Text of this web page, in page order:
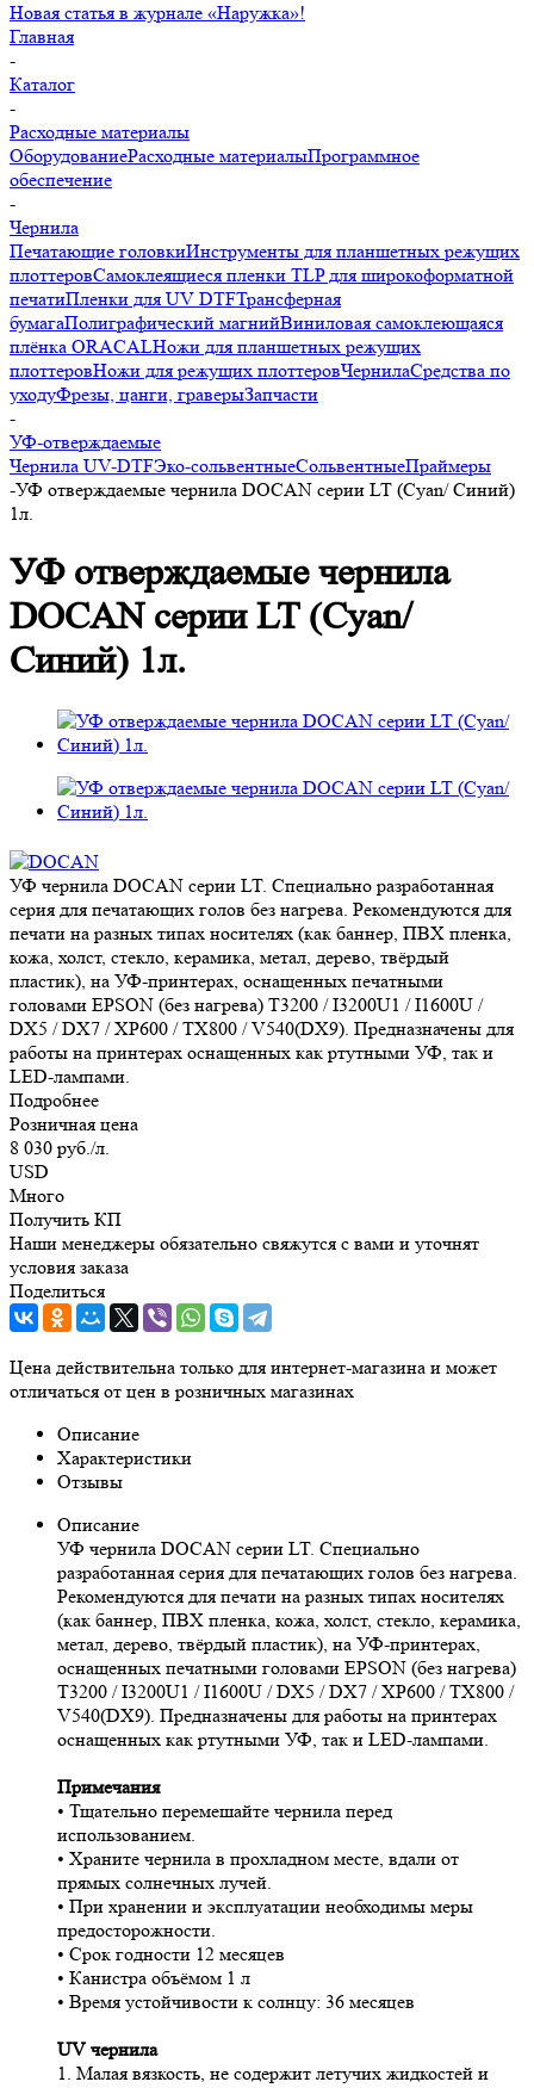
Новая статья в журнале «Наружка»!
Главная
-
Каталог
-
Расходные материалы
ОборудованиеРасходные материалыПрограммное
обеспечение
-
Чернила
Печатающие головкиИнструменты для планшетных режущих
плоттеровСамоклеящиеся пленки TLP для широкоформатной
печатиПленки для UV DTFТрансферная
бумагаПолиграфический магнийВиниловая самоклеющаяся
плёнка ORACALНожи для планшетных режущих
плоттеровНожи для режущих плоттеровЧернилаСредства по
уходуФрезы, цанги, граверыЗапчасти
-
УФ-отверждаемые
Чернила UV-DTFЭко-сольвентныеСольвентныеПраймеры
-УФ отверждаемые чернила DOCAN серии LT (Cyan/ Синий)
1л.
УФ отверждаемые чернила
DOCAN серии LT (Cyan/
Синий) 1л.
УФ чернила DOCAN серии LT. Специально разработанная
серия для печатающих голов без нагрева. Рекомендуются для
печати на разных типах носителях (как баннер, ПВХ пленка,
кожа, холст, стекло, керамика, метал, дерево, твёрдый
пластик), на УФ-принтерах, оснащенных печатными
головами EPSON (без нагрева) T3200 / I3200U1 / I1600U /
DX5 / DX7 / XP600 / TX800 / V540(DX9). Предназначены для
работы на принтерах оснащенных как ртутными УФ, так и
LED-лампами.
Подробнее
Розничная цена
8 030 руб./л.
USD
Много
Получить КП
Наши менеджеры обязательно свяжутся с вами и уточнят
условия заказа
Поделиться
Цена действительна только для интернет-магазина и может
отличаться от цен в розничных магазинах
Описание
Характеристики
Отзывы
Описание
УФ чернила DOCAN серии LT. Специально
разработанная серия для печатающих голов без нагрева.
Рекомендуются для печати на разных типах носителях
(как баннер, ПВХ пленка, кожа, холст, стекло, керамика,
метал, дерево, твёрдый пластик), на УФ-принтерах,
оснащенных печатными головами EPSON (без нагрева)
T3200 / I3200U1 / I1600U / DX5 / DX7 / XP600 / TX800 /
V540(DX9). Предназначены для работы на принтерах
оснащенных как ртутными УФ, так и LED-лампами.
Примечания
• Тщательно перемешайте чернила перед
использованием.
• Храните чернила в прохладном месте, вдали от
прямых солнечных лучей.
• При хранении и эксплуатации необходимы меры
предосторожности.
• Срок годности 12 месяцев
• Канистра объёмом 1 л
• Время устойчивости к солнцу: 36 месяцев
UV чернила
1. Малая вязкость, не содержит летучих жидкостей и